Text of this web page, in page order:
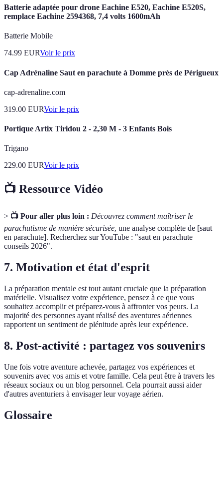
Batterie adaptée pour drone Eachine E520, Eachine E520S,
remplace Eachine 2594368, 7,4 volts 1600mAh
Batterie Mobile
74.99 EURVoir le prix
Cap Adrénaline Saut en parachute à Domme près de Périgueux
cap-adrenaline.com
319.00 EURVoir le prix
Portique Artix Tiridou 2 - 2,30 M - 3 Enfants Bois
Trigano
229.00 EURVoir le prix
📺 Ressource Vidéo
> 📺 Pour aller plus loin : Découvrez comment maîtriser le
parachutisme de manière sécurisée, une analyse complète de [saut
en parachute]. Recherchez sur YouTube : "saut en parachute
conseils 2026".
7. Motivation et état d'esprit
La préparation mentale est tout autant cruciale que la préparation
matérielle. Visualisez votre expérience, pensez à ce que vous
souhaitez accomplir et préparez-vous à affronter vos peurs. La
majorité des personnes ayant réalisé des aventures aériennes
rapportent un sentiment de plénitude après leur expérience.
8. Post-activité : partagez vos souvenirs
Une fois votre aventure achevée, partagez vos expériences et
souvenirs avec vos amis et votre famille. Cela peut être à travers les
réseaux sociaux ou un blog personnel. Cela pourrait aussi aider
d'autres aventuriers à envisager leur voyage aérien.
Glossaire